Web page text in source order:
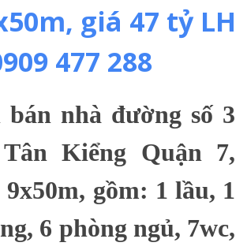
giá 47 tỷ LH
477 288
bán nhà đường số 3
Kiểng Quận 7,
gồm: 1 lầu, 1
6 phòng ngủ, 7wc,